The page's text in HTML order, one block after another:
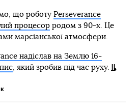
що роботу Perseverance
процесорродом з 90-х. Це
марсіанської атмосфери.
надіслав на Землю 16-
, який зробив під час руху.